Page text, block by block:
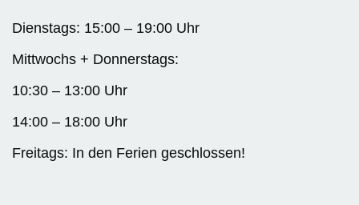
Dienstags: 15:00 – 19:00 Uhr
Mittwochs + Donnerstags:
10:30 – 13:00 Uhr
14:00 – 18:00 Uhr
Freitags: In den Ferien geschlossen!